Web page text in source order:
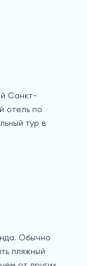
Санкт-
отель по
тур в
Обычно
пляжный